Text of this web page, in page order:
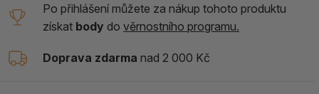
Po přihlášení můžete za nákup tohoto produktu
získat body do věrnostního programu.
Doprava zdarma nad 2 000 Kč